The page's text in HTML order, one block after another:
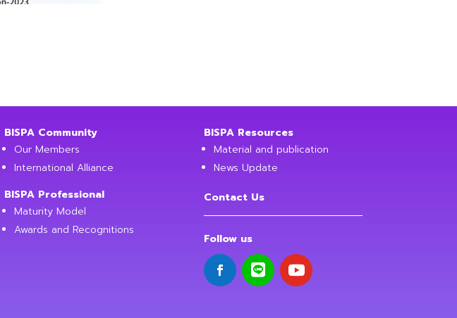
BISPA Community
Our Members
International Alliance
BISPA Professional
Maturity Model
Awards and Recognitions
BISPA Resources
Material and publication
News Update
Contact Us
Follow us